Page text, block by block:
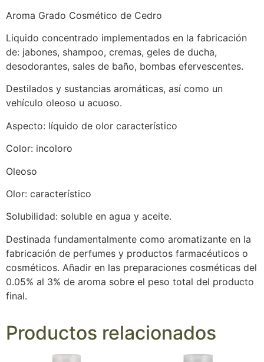
Aroma Grado Cosmético de Cedro
Liquido concentrado implementados en la fabricación
de: jabones, shampoo, cremas, geles de ducha,
desodorantes, sales de baño, bombas efervescentes.
Destilados y sustancias aromáticas, así como un
vehículo oleoso u acuoso.
Aspecto: líquido de olor característico
Color: incoloro
Oleoso
Olor: característico
Solubilidad: soluble en agua y aceite.
Destinada fundamentalmente como aromatizante en la
fabricación de perfumes y productos farmacéuticos o
cosméticos. Añadir en las preparaciones cosméticas del
0.05% al 3% de aroma sobre el peso total del producto
final.
Productos relacionados